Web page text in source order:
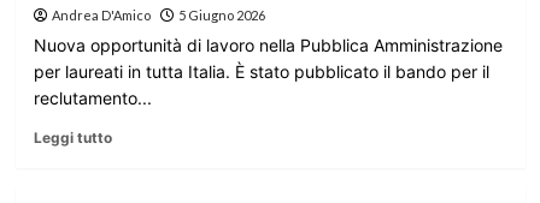
Andrea D'Amico 5 Giugno 2026
Nuova opportunità di lavoro nella Pubblica Amministrazione
per laureati in tutta Italia. È stato pubblicato il bando per il
reclutamento...
Leggi tutto